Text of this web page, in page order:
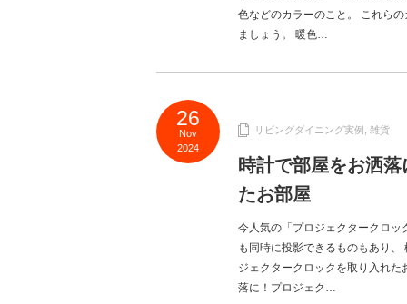
色などのカラーのこと。 これら
ましょう。 暖色…
26
Nov
2024
リビングダイニング実例 雑貨
時計で部屋をお洒
たお部屋
今人気の「プロジェクタークロ
も同時に投影できるものもあり
ジェクタークロックを取り入れ
落に！プロジェク…